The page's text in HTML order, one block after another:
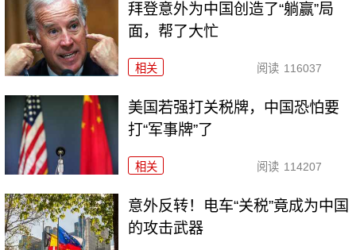
拜登意外为中国创造了“躺赢”局
面，帮了大忙
相关 阅读 116037
美国若强打关税牌，中国恐怕要
打“军事牌”了
相关 阅读 114207
意外反转！电车“关税”竟成为中国
的攻击武器